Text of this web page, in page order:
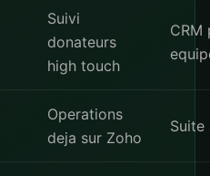
Suivi
donateurs
high touch
CRM
Operations
deja sur Zoho
Suite